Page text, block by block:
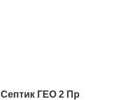
Септик ГЕО 2 Пр